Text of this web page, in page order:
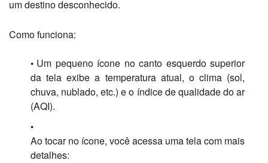
um destino desconhecido.
Como funciona:
Um pequeno ícone no canto esquerdo superior
da tela exibe a temperatura atual, o clima (sol,
chuva, nublado, etc.) e o índice de qualidade do ar
(AQI).
Ao tocar no ícone, você acessa uma tela com mais
detalhes: